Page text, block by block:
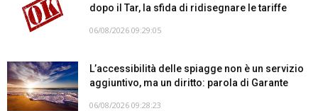
dopo il Tar, la sfida di ridisegnare le tariffe
06/08/2026 09:29:05
L’accessibilità delle spiagge non è un servizio
aggiuntivo, ma un diritto: parola di Garante
06/08/2026 09:28:23